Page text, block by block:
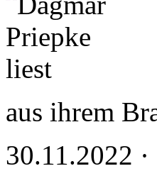
aus ihrem
30.11.2022